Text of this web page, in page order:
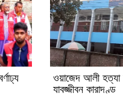
ওয়াজেদ আলী হত্যা
যাবজ্জীবন কারাদণ্ড